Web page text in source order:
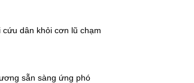
dân khỏi cơn lũ chạm
sẵn sàng ứng phó